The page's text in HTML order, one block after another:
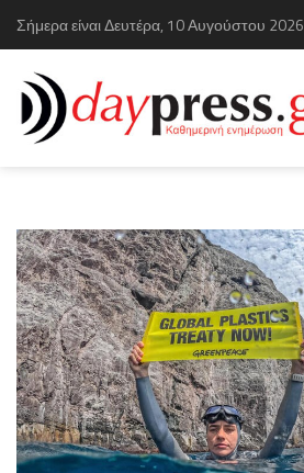
Σήμερα είναι Δευτέρα, 10 Αυγούστου 2026